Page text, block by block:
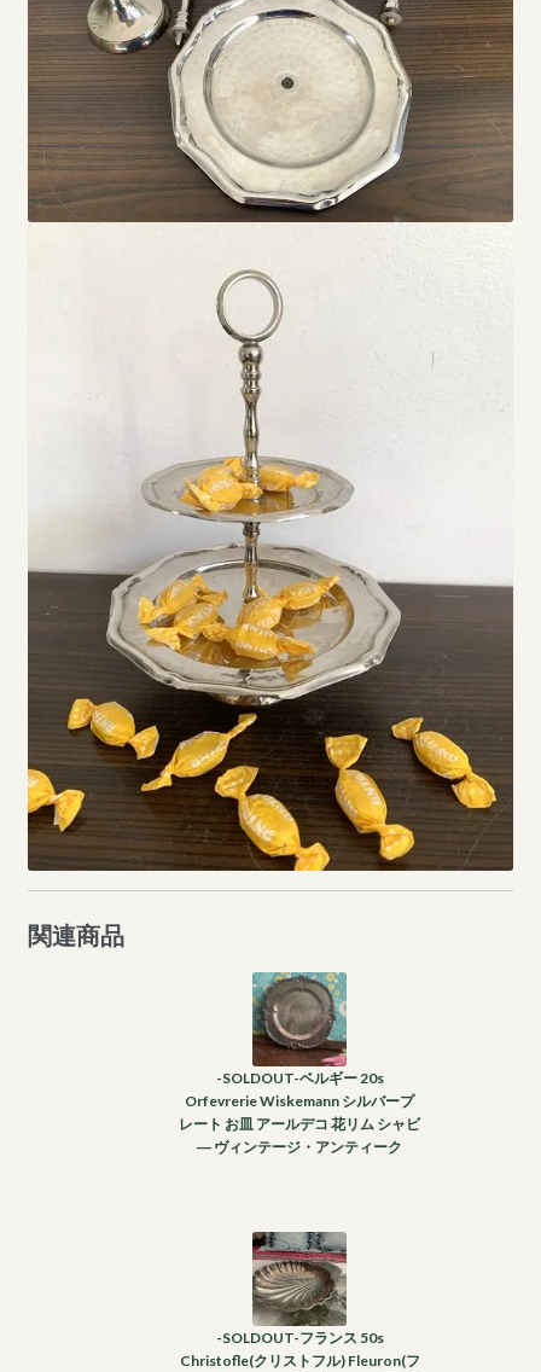
関連商品
-SOLDOUT-ベルギー 20s
Orfevrerie Wiskemann シルバープ
レート お皿 アールデコ 花リム シャビ
― ヴィンテージ・アンティーク
-SOLDOUT-フランス 50s
Christofle(クリストフル) Fleuron(フ